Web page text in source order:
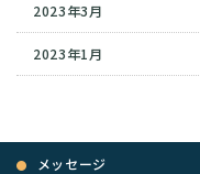
2023年3月
2023年1月
メッセージ